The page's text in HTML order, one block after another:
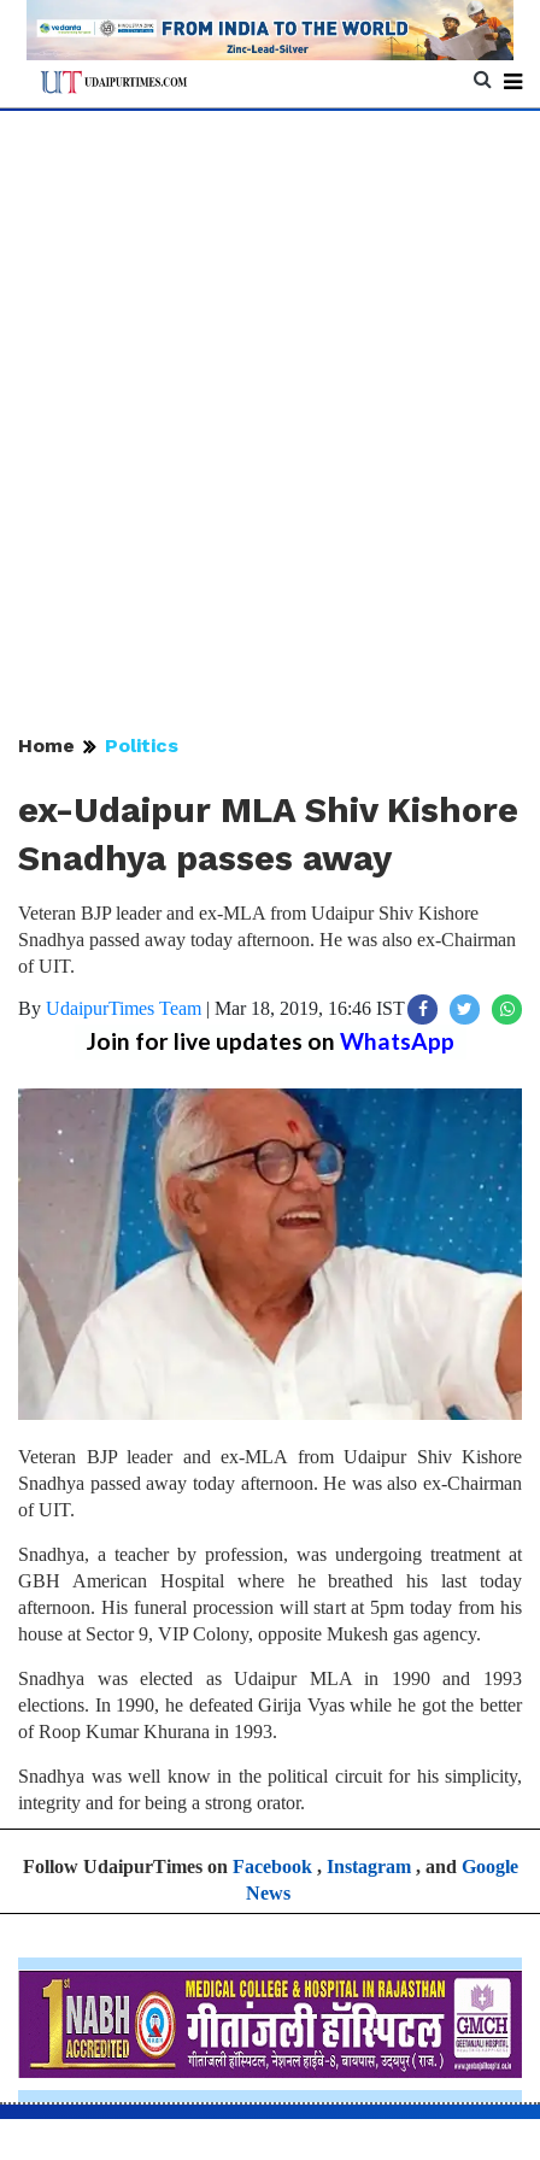
Home Politics
ex-Udaipur MLA Shiv Kishore
Snadhya passes away
Veteran BJP leader and ex-MLA from Udaipur Shiv Kishore
Snadhya passed away today afternoon. He was also ex-Chairman
of UIT.
By UdaipurTimes Team | Mar 18, 2019, 16:46 IST
Join for live updates on WhatsApp
Veteran BJP leader and ex-MLA from Udaipur Shiv Kishore
Snadhya passed away today afternoon. He was also ex-Chairman
of UIT.
Snadhya, a teacher by profession, was undergoing treatment at
GBH American Hospital where he breathed his last today
afternoon. His funeral procession will start at 5pm today from his
house at Sector 9, VIP Colony, opposite Mukesh gas agency.
Snadhya was elected as Udaipur MLA in 1990 and 1993
elections. In 1990, he defeated Girija Vyas while he got the better
of Roop Kumar Khurana in 1993.
Snadhya was well know in the political circuit for his simplicity,
integrity and for being a strong orator.
Follow UdaipurTimes on Facebook, Instagram, and Google
News